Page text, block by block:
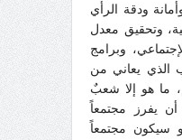
ودقة الرأي
وتحقيق معدل
وبرامج
الذي يعاني من
ما هو إلا شعبٌ
يفرز مجتمعاً
سيكون مجتمعاً